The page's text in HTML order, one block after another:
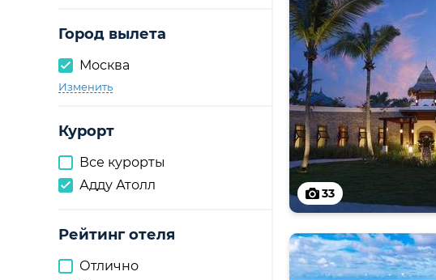
Город вылета
Москва
Изменить
Курорт
Все курорты
Адду Атолл
Рейтинг отеля
Отлично
33